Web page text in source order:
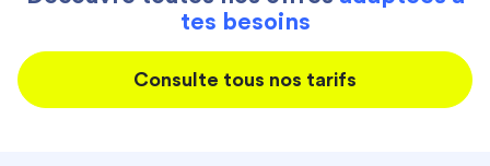
tes besoins
Consulte tous nos tarifs